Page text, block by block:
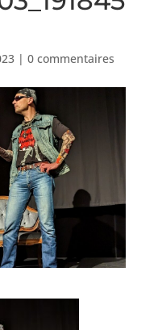
| 0 commentaires